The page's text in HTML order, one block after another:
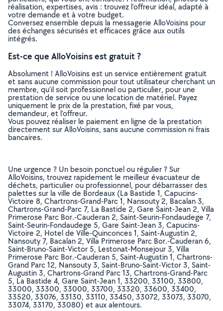
réalisation, expertises, avis : trouvez l'offreur idéal, adapté à
votre demande et à votre budget.
Conversez ensemble depuis la messagerie AlloVoisins pour
des échanges sécurisés et efficaces grâce aux outils
intégrés.
Est-ce que AlloVoisins est gratuit ?
Absolument ! AlloVoisins est un service entièrement gratuit
et sans aucune commission pour tout utilisateur cherchant un
membre, qu’il soit professionnel ou particulier, pour une
prestation de service ou une location de matériel. Payez
uniquement le prix de la prestation, fixé par vous,
demandeur, et l’offreur.
Vous pouvez réaliser le paiement en ligne de la prestation
directement sur AlloVoisins, sans aucune commission ni frais
bancaires.
Une urgence ? Un besoin ponctuel ou régulier ? Sur
AlloVoisins, trouvez rapidement le meilleur évacuateur de
déchets, particulier ou professionnel, pour débarrasser des
palettes sur la ville de Bordeaux (La Bastide 1, Capucins-
Victoire 8, Chartrons-Grand-Parc 1, Nansouty 2, Bacalan 3,
Chartrons-Grand-Parc 7, La Bastide 2, Gare Saint-Jean 2, Villa
Primerose Parc Bor.-Cauderan 2, Saint-Seurin-Fondaudege 7,
Saint-Seurin-Fondaudege 5, Gare Saint-Jean 3, Capucins-
Victoire 2, Hotel de Ville-Quinconces 1, Saint-Augustin 2,
Nansouty 7, Bacalan 2, Villa Primerose Parc Bor.-Cauderan 6,
Saint-Bruno-Saint-Victor 5, Lestonat-Monsejour 3, Villa
Primerose Parc Bor.-Cauderan 5, Saint-Augustin 1, Chartrons-
Grand Parc 12, Nansouty 3, Saint-Bruno-Saint-Victor 3, Saint-
Augustin 3, Chartrons-Grand Parc 13, Chartrons-Grand-Parc
5, La Bastide 4, Gare Saint-Jean 1, 33200, 33100, 33800,
33000, 33300, 33000, 33700, 33320, 33600, 33400,
33520, 33076, 33130, 33110, 33450, 33072, 33073, 33070,
33074, 33170, 33080) et aux alentours.